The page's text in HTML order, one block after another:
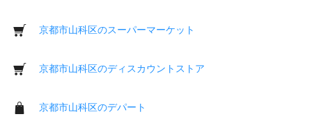
京都市山科区のスーパーマーケット
京都市山科区のディスカウントストア
京都市山科区のデパート